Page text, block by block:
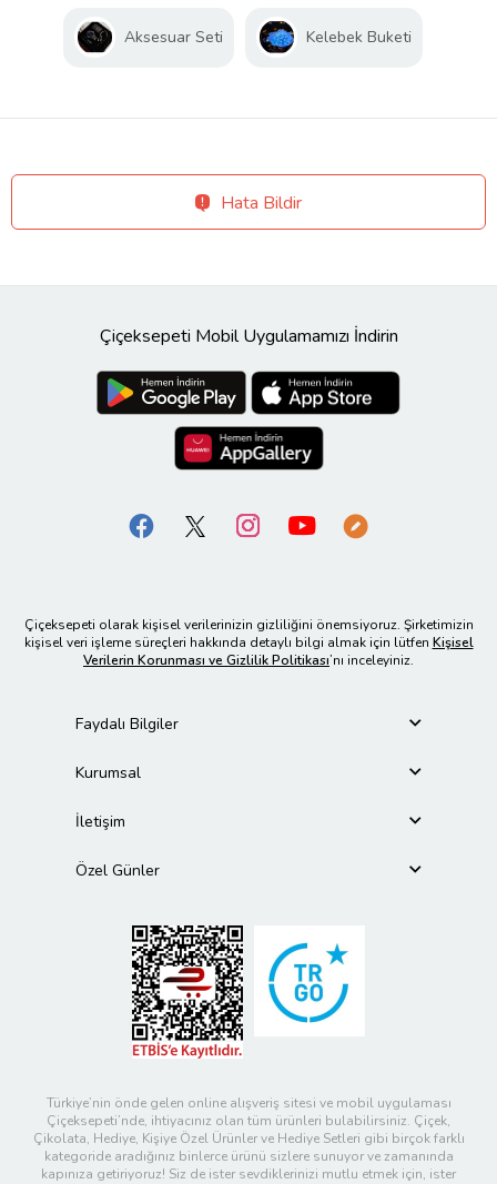
Aksesuar Seti Kelebek Buketi
Hata Bildir
Çiçeksepeti Mobil Uygulamamızı İndirin
Çiçeksepeti olarak kişisel verilerinizin gizliliğini önemsiyoruz. Şirketimizin
kişisel veri işleme süreçleri hakkında detaylı bilgi almak için lütfen Kişisel
Verilerin Korunması ve Gizlilik Politikası’nı inceleyiniz.
Faydalı Bilgiler
Kurumsal
İletişim
Özel Günler
Türkiye’nin önde gelen online alışveriş sitesi ve mobil uygulaması
Çiçeksepeti’nde, ihtiyacınız olan tüm ürünleri bulabilirsiniz. Çiçek,
Çikolata, Hediye, Kişiye Özel Ürünler ve Hediye Setleri gibi birçok farklı
kategoride aradığınız binlerce ürünü sizlere sunuyor ve zamanında
kapınıza getiriyoruz! Siz de ister sevdiklerinizi mutlu etmek için, ister